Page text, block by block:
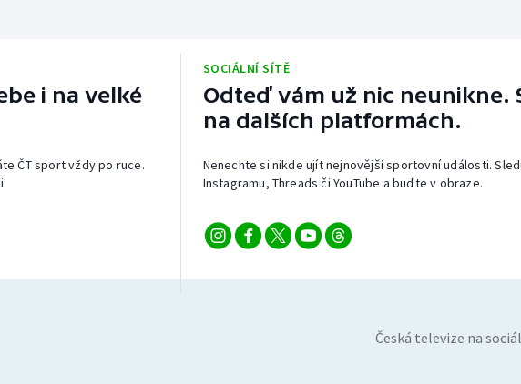
i na velké
ČT sport vždy po ruce.
SOCIÁLNÍ SÍTĚ
Odteď vám už nic neunikne.
na dalších platformách.
Nenechte si nikde ujít nejnovější sportovní události.
Instagramu, Threads či YouTube a buďte v obraze.
Česká televize na